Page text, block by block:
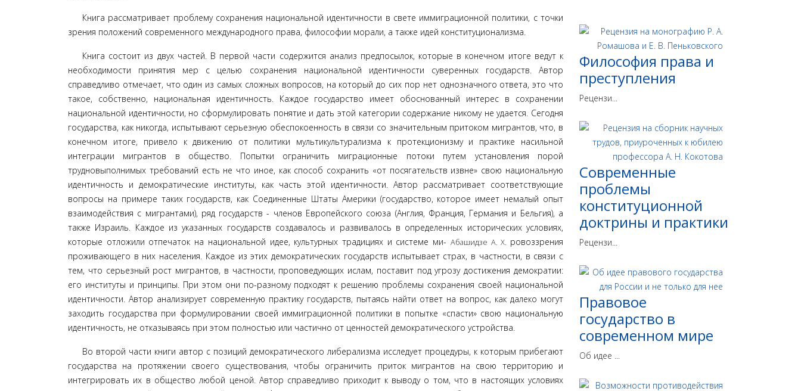
Книга рассматривает проблему сохранения национальной идентичности в свете иммиграционной политики, с точки
зре­ния положений современного международного права, филосо­фии морали, а также идей конституционализма.
Книга состоит из двух частей. В первой части содержится ана­лиз предпосылок, которые в конечном итоге ведут к
необходимо­сти принятия мер с целью сохранения национальной идентично­сти суверенных государств. Автор
справедливо отмечает, что один из самых сложных вопросов, на который до сих пор нет однознач­ного ответа, это что
такое, собственно, национальная идентичность. Каждое государство имеет обоснованный интерес в сохранении
национальной идентичности, но сформулировать понятие и дать этой категории содержание никому не удается. Сегодня
государ­ства, как никогда, испытывают серьезную обеспокоенность в связи со значительным притоком мигрантов, что, в
конечном итоге, при­вело к движению от политики мультикультурализма к протекци­онизму и практике насильной
интеграции мигрантов в общество. Попытки ограничить миграционные потоки путем установления порой
трудновыполнимых требований есть не что иное, как спо­соб сохранить «от посягательств извне» свою национальную
иден­тичность и демократические институты, как часть этой идентично­сти. Автор рассматривает соответствующие
вопросы на примере таких государств, как Соединенные Штаты Америки (государство, которое имеет немалый опыт
взаимодействия с мигрантами), ряд государств - членов Европейского союза (Англия, Франция, Герма­ния и Бельгия), а
также Израиль. Каждое из указанных государств создавалось и развивалось в определенных исторических услови­ях,
которые отложили отпечаток на национальной идее, культур­ных традициях и системе ми- Абашидзе А. X. ровоззрения
проживающего в них населения. Каждое из этих демократических госу­дарств испытывает страх, в частности, в связи с
тем, что серьезный рост мигрантов, в частности, проповедующих ислам, поставит под угрозу достижения демократии:
его институты и принципы. При этом они по-разному подходят к решению проблемы сохранения своей национальной
идентичности. Автор анализирует современ­ную практику государств, пытаясь найти ответ на вопрос, как да­леко могут
заходить государства при формулировании своей им­миграционной политики в попытке «спасти» свою национальную
идентичность, не отказываясь при этом полностью или частично от ценностей демократического устройства.
Во второй части книги автор с позиций демократического ли­берализма исследует процедуры, к которым прибегают
государства на протяжении своего существования, чтобы ограничить приток мигрантов на свою территорию и
интегрировать их в общество лю­бой ценой. Автор справедливо приходит к выводу о том, что в на­стоящих условиях
Философия права и
преступления
Рецензи...
Современные
проблемы
конституционной
доктрины и практики
Рецензи...
Правовое
государство в
современном мире
Об идее ...